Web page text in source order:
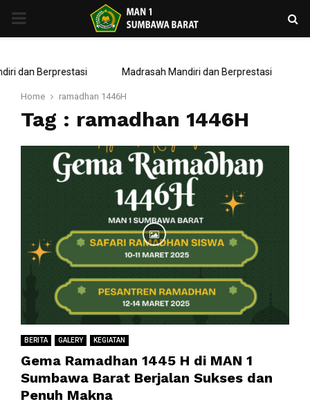
PRIMARY
dan Berprestasi Madrasah Mandiri dan Berprestasi
Home ramadhan 1446H
Tag : ramadhan 1446H
BERITA GALERY KEGIATAN
Gema Ramadhan 1445 H di MAN 1
Sumbawa Barat Berjalan Sukses dan
Penuh Makna